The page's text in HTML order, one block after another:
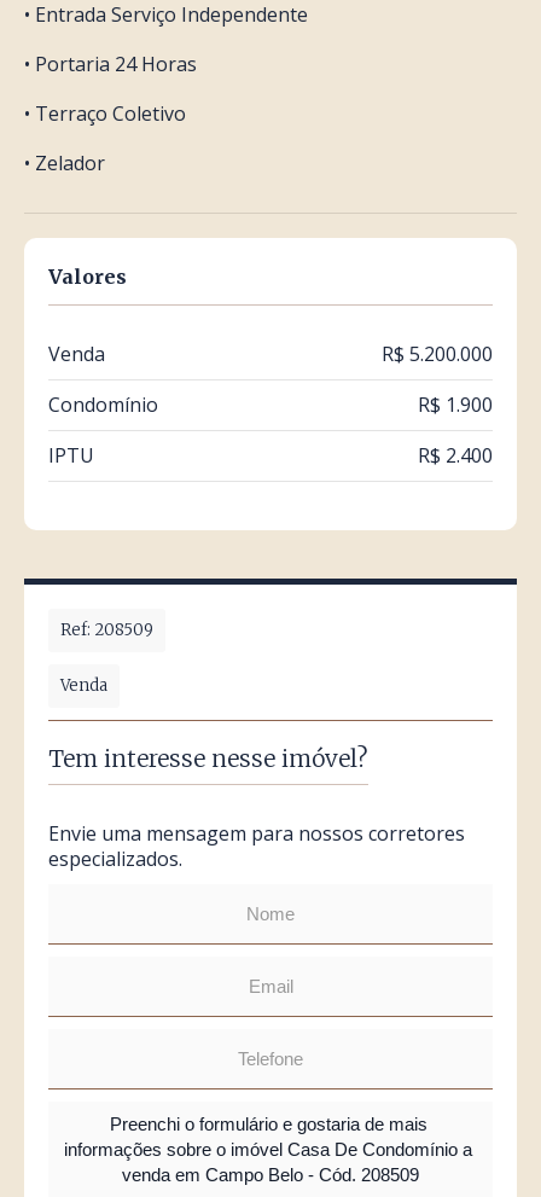
• Entrada Serviço Independente
• Portaria 24 Horas
• Terraço Coletivo
• Zelador
Valores
Venda
R$ 5.200.000
Condomínio
R$ 1.900
IPTU
R$ 2.400
Ref: 208509
Venda
Tem interesse nesse imóvel?
Envie uma mensagem para nossos corretores
especializados.